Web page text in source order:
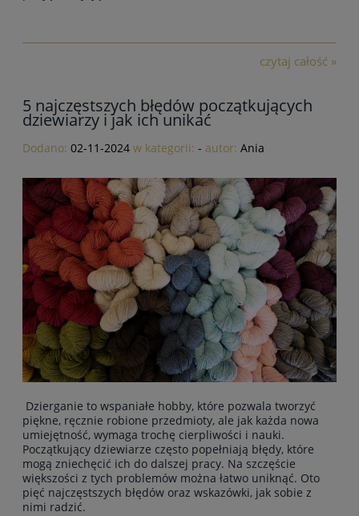
czytaj całość »
5 najczęstszych błędów początkujących
dziewiarzy i jak ich unikać
Dodano: 02-11-2024 w kategorii: - autor: Ania
Dzierganie to wspaniałe hobby, które pozwala tworzyć
piękne, ręcznie robione przedmioty, ale jak każda nowa
umiejętność, wymaga trochę cierpliwości i nauki.
Początkujący dziewiarze często popełniają błędy, które
mogą zniechęcić ich do dalszej pracy. Na szczęście
większości z tych problemów można łatwo uniknąć. Oto
pięć najczęstszych błędów oraz wskazówki, jak sobie z
nimi radzić.